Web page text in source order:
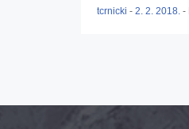
tcrnicki - 2. 2. 2018. -